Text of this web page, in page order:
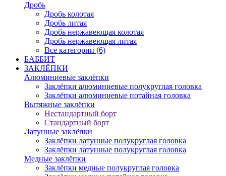
Дробь
Дробь колотая
Дробь литая
Дробь нержавеющая колотая
Дробь нержавеющая литая
Все категории (6)
БАББИТ
ЗАКЛЁПКИ
Алюминиевые заклёпки
Заклёпки алюминиевые полукруглая головка
Заклёпки алюминиевые потайная головка
Вытяжные заклёпки
Нестандартный борт
Стандартный борт
Латунные заклёпки
Заклёпки латунные полукруглая головка
Заклёпки латунные полукруглая головка
Медные заклёпки
Заклёпки медные полукруглая головка